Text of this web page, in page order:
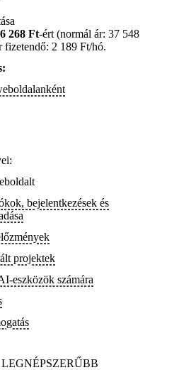
268 Ft-ért (normál ár: 37 548
fizetendő: 2 189 Ft/hó.
bejelentkezések és
projektek
eszközök számára
LEGNÉPSZERŰBB